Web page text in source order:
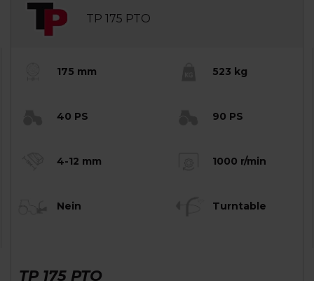
TP 175 PTO
175 mm 523 kg
40 PS 90 PS
4-12 mm 1000 r/min
Nein Turntable
TP 175 PTO